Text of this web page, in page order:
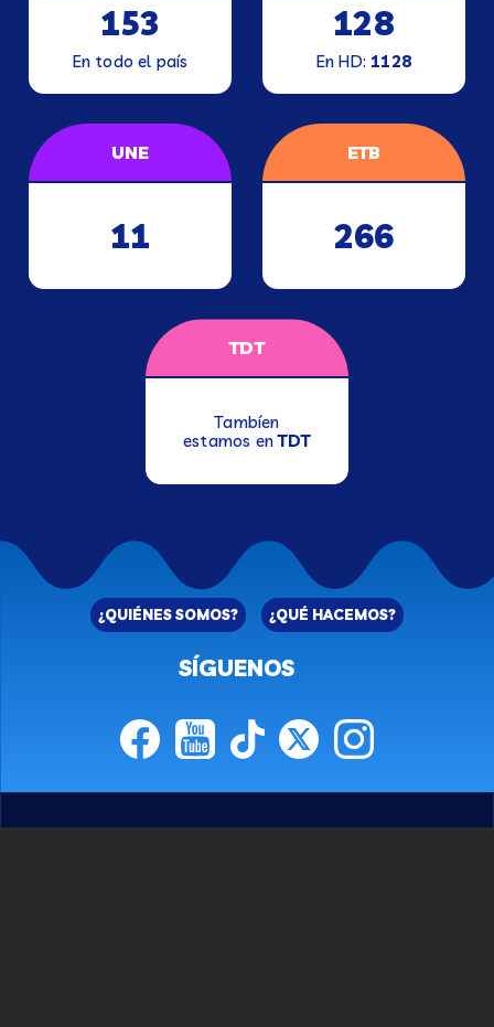
153
En todo el país
128
En HD:1128
UNE
11
ETB
266
TDT
Tambíen
estamos enTDT
¿QUIÉNES SOMOS? ¿QUÉ HACEMOS?
SÍGUENOS